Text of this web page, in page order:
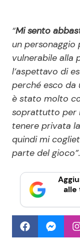
“Mi sento
un
vulnerabile alla
l’aspettavo di
perché esco da
è stato molto
soprattutto per
tenere privata
quindi mi
parte del gioco”.
alle